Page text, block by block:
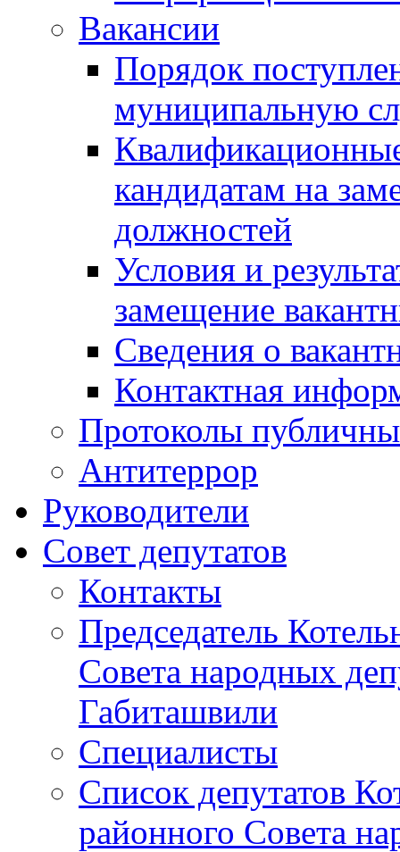
Вакансии
Порядок
муниципальную
кандидатам на
должностей
Условия и
замещение
Сведения о
Контактная
Протоколы
Антитеррор
Руководители
Совет депутатов
Контакты
Председатель
Совета народных
Габиташвили
Специалисты
Список депутатов
районного Совета